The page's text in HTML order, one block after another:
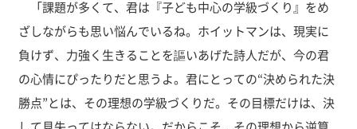
「課題が多くて、君は『子ども中心の学級づくり』をめ
ざしながらも思い悩んでいるね。ホイットマンは、現実に
負けず、力強く生きることを謳いあげた詩人だが、今の君
の心情にぴったりだと思うよ。君にとっての“決められた決
勝点”とは、その理想の学級づくりだ。その目標だけは、決
して見失ってはならない。だからこそ、その理想から逆算